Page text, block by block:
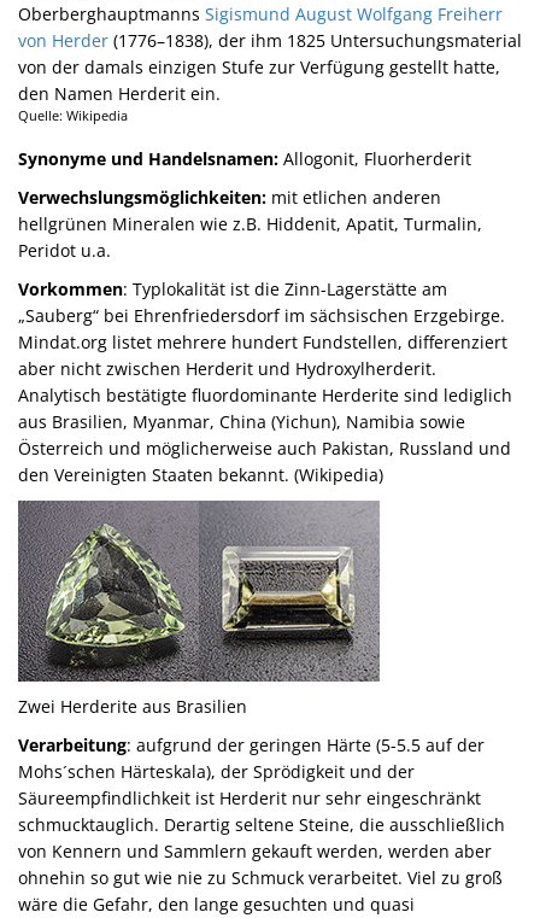
Oberberghauptmanns Sigismund August Wolfgang Freiherr
von Herder (1776–1838), der ihm 1825 Untersuchungsmaterial
von der damals einzigen Stufe zur Verfügung gestellt hatte,
den Namen Herderit ein.
Quelle: Wikipedia
Synonyme und Handelsnamen: Allogonit, Fluorherderit
Verwechslungsmöglichkeiten: mit etlichen anderen
hellgrünen Mineralen wie z.B. Hiddenit, Apatit, Turmalin,
Peridot u.a.
Vorkommen: Typlokalität ist die Zinn-Lagerstätte am
„Sauberg“ bei Ehrenfriedersdorf im sächsischen Erzgebirge.
Mindat.org listet mehrere hundert Fundstellen, differenziert
aber nicht zwischen Herderit und Hydroxylherderit.
Analytisch bestätigte fluordominante Herderite sind lediglich
aus Brasilien, Myanmar, China (Yichun), Namibia sowie
Österreich und möglicherweise auch Pakistan, Russland und
den Vereinigten Staaten bekannt. (Wikipedia)
Zwei Herderite aus Brasilien
Verarbeitung: aufgrund der geringen Härte (5-5.5 auf der
Mohs´schen Härteskala), der Sprödigkeit und der
Säureempfindlichkeit ist Herderit nur sehr eingeschränkt
schmucktauglich. Derartig seltene Steine, die ausschließlich
von Kennern und Sammlern gekauft werden, werden aber
ohnehin so gut wie nie zu Schmuck verarbeitet. Viel zu groß
wäre die Gefahr, den lange gesuchten und quasi